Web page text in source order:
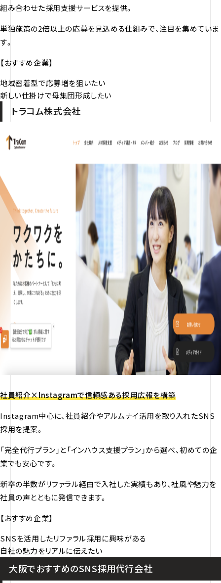
組み合わせた採用支援サービスを提供。
単独施策の2倍以上の応募を見込める仕組みで、注目を集めていま
す。
【おすすめ企業】
地域密着型で応募増を狙いたい
新しい仕掛けで母集団形成したい
トラコム株式会社
社員紹介×Instagramで信頼感ある採用広報を構築
Instagram中心に、社員紹介やアルムナイ活用を取り入れたSNS
採用を提案。
「完全代行プラン」と「インハウス支援プラン」から選べ、初めての企
業でも安心です。
新卒の半数がリファラル経由で入社した実績もあり、社風や魅力を
社員の声とともに発信できます。
【おすすめ企業】
SNSを活用したリファラル採用に興味がある
自社の魅力をリアルに伝えたい
大阪でおすすめのSNS採用代行会社